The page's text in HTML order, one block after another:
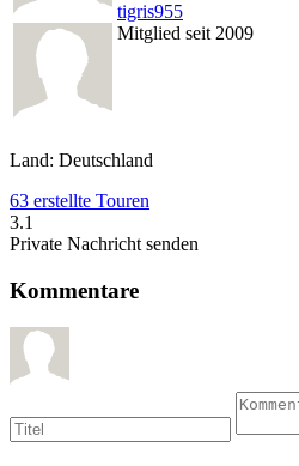
tigris955
Mitglied seit 2009
Land: Deutschland
63 erstellte Touren
3.1
Private Nachricht senden
Kommentare